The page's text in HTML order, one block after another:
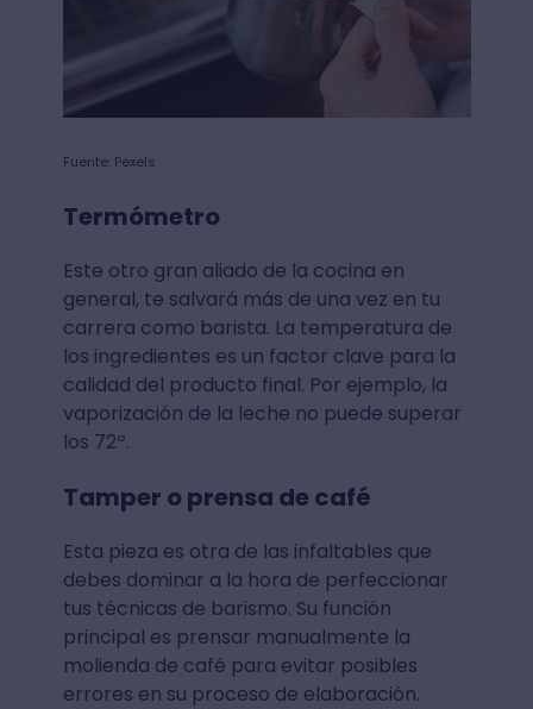
Fuente: Pexels
Termómetro
Este otro gran aliado de la cocina en
general, te salvará más de una vez en tu
carrera como barista. La temperatura de
los ingredientes es un factor clave para la
calidad del producto final. Por ejemplo, la
vaporización de la leche no puede superar
los 72º.
Tamper o prensa de café
Esta pieza es otra de las infaltables que
debes dominar a la hora de perfeccionar
tus técnicas de barismo. Su función
principal es prensar manualmente la
molienda de café para evitar posibles
errores en su proceso de elaboración.